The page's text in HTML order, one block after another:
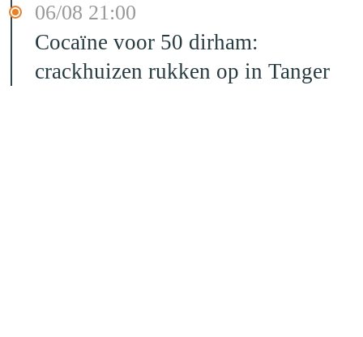
06/08 21:00
Cocaïne voor 50 dirham:
crackhuizen rukken op in Tanger